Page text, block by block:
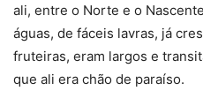
ali, entre o Norte e o
águas, de fáceis lavras, já
fruteiras, eram largos e
que ali era chão de paraíso.